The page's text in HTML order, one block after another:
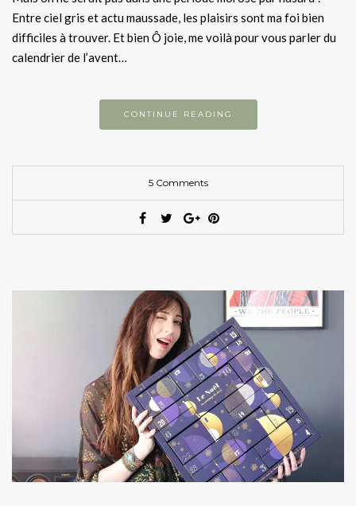
Entre ciel gris et actu maussade, les plaisirs sont ma foi bien
difficiles à trouver. Et bien Ô joie, me voilà pour vous parler du
calendrier de l’avent…
CONTINUE READING
5 Comments